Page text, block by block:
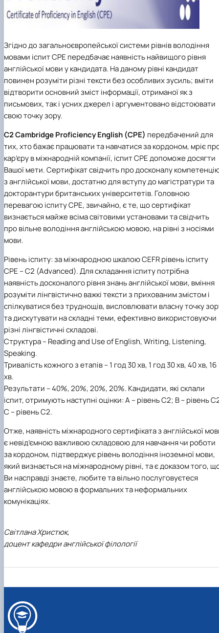
Згідно до загальноєвропейської системи рівнів володіння
мовами іспит CPE передбачає наявність найвищого рівня
англійської мови у кандидата. На даному рівні кандидат
повинен розуміти різні тексти без особливих зусиль; вміти
відтворити основний зміст інформації, отриманої як з
письмових, так і усних джерел і аргументовано відстоювати
свою точку зору.
C2 Cambridge Proficiency English (CPE) передбачений для
тих, хто бажає працювати та навчатися за кордоном, мріє
кар’єру в міжнародній компанії, іспит CPE допоможе досягти
Вашої мети. Сертифікат свідчить про досконалу
з англійської мови, достатню для вступу до магістратури та
докторантури британських університетів. Головною
перевагою іспиту CPE, звичайно, є те, що сертифікат
визнається майже всіма світовими установами та свідчить
про вільне володіння англійською мовою, на рівні з носіями
мови.
Рівень іспиту:за міжнародною шкалою CEFR рівень іспиту
CPE – С2 (Advanced). Для складання іспиту потрібна
наявність досконалого рівня знань англійської мови, вміння
розуміти лінгвістично важкі тексти з прихованим змістом і
спілкуватися без труднощів, висловлювати власну точку
та дискутувати на складні теми, ефективно використовуючи
різні лінгвістичні складові.
Структура– Reading and Use of English, Writing, Listening,
Speaking.
Тривалість кожного з етапів– 1 год 30 хв, 1 год 30 хв, 40 хв, 16
хв.
Результати – 40%, 20%, 20%, 20%. Кандидати, які склали
іспит, отримують наступні оцінки: A – рівень C2; B – рівень
C – рівень С2.
Отже, наявність міжнародного сертифіката з англійської
є невід’ємною важливою складовою для навчання чи роботи
за кордоном, підтверджує рівень володіння іноземної мови,
який визнається на міжнародному рівні, та є доказом того,
Ви насправді знаєте, любите та вільно послуговуєтеся
англійською мовою в формальних та неформальних
комунікаціях.
Світлана Христюк,
доцент кафедри англійської філології